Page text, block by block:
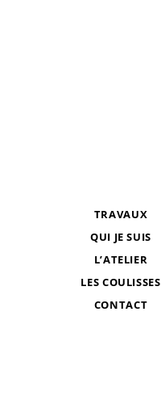
TRAVAUX
QUI JE SUIS
L’ATELIER
LES COULISSES
CONTACT